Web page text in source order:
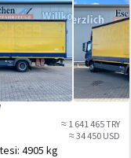
≈ 1 641 465 TRY
≈ 34 450 USD
4905 kg